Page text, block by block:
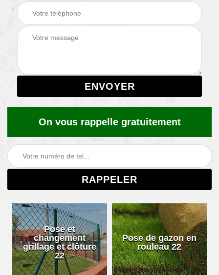
On vous rappelle gratuitement
Pose et
changement
grillage et clôture
22
Pose de gazon en
rouleau 22